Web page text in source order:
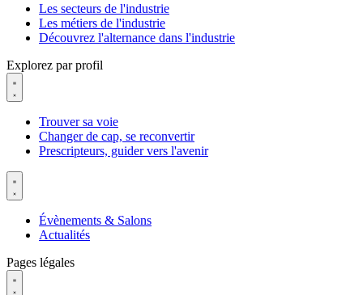
Les secteurs de l'industrie
Les métiers de l'industrie
Découvrez l'alternance dans l'industrie
Explorez par profil
Trouver sa voie
Changer de cap, se reconvertir
Prescripteurs, guider vers l'avenir
Évènements & Salons
Actualités
Pages légales